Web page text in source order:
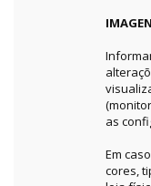
as
Em
cores,